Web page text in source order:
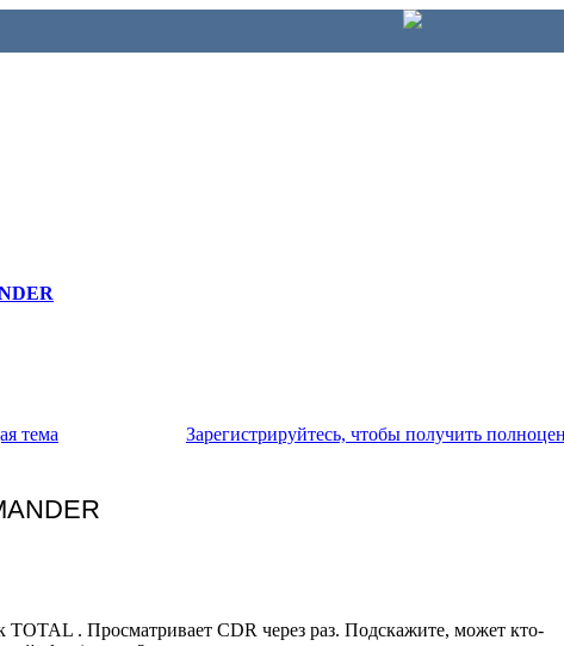
тема Зарегистрируйтесь, чтобы получить
TOTAL . Просматривает CDR через раз. Подскажите, может кто-